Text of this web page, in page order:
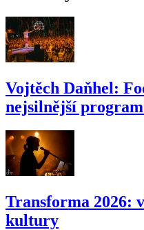
Vojtěch Daňhel:
nejsilnější
Transforma 2026:
kultury